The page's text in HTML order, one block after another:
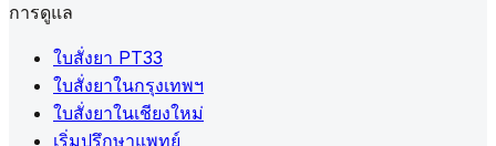
การดูแล
ใบสั่งยา PT33
ใบสั่งยาในกรุงเทพฯ
ใบสั่งยาในเชียงใหม่
เริ่มปรึกษาแพทย์